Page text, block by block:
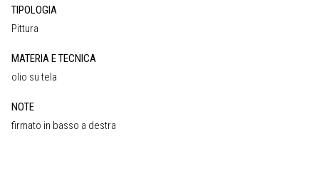
TIPOLOGIA
Pittura
MATERIA E TECNICA
olio su tela
NOTE
firmato in basso a destra